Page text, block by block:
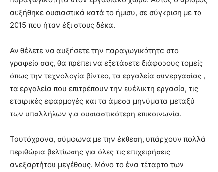
αυξήθηκε ουσιαστικά κατά το ήμισυ, σε σύγκριση με το
2015 που ήταν έξι στους δέκα.
Αν θέλετε να αυξήσετε την παραγωγικότητα στο
γραφείο σας, θα πρέπει να εξετάσετε διάφορους τομείς
όπως την τεχνολογία βίντεο, τα εργαλεία συνεργασίας ,
τα εργαλεία που επιτρέπουν την ευέλικτη εργασία, τις
εταιρικές εφαρμογές και τα άμεσα μηνύματα μεταξύ
των υπαλλήλων για ουσιαστικότερη επικοινωνία.
Ταυτόχρονα, σύμφωνα με την έκθεση, υπάρχουν πολλά
περιθώρια βελτίωσης για όλες τις επιχειρήσεις
ανεξαρτήτου μεγέθους. Μόνο το ένα τέταρτο των